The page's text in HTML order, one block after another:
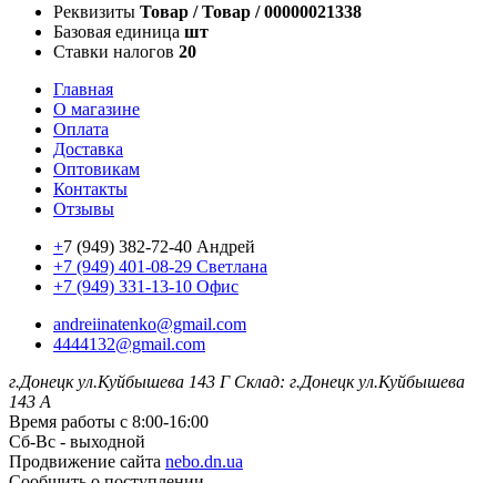
Реквизиты Товар / Товар / 00000021338
Базовая единица шт
Ставки налогов 20
Главная
О магазине
Оплата
Доставка
Оптовикам
Контакты
Отзывы
+7 (949) 382-72-40 Андрей
+7 (949) 401-08-29 Светлана
+7 (949) 331-13-10 Офис
andreiinatenko@gmail.com
4444132@gmail.com
г.Донецк ул.Куйбышева 143 Г Склад: г.Донецк ул.Куйбышева
143 А
Время работы с 8:00-16:00
Сб-Вс - выходной
Продвижение сайта nebo.dn.ua